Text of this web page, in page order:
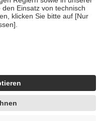
um echte Bewertungen
4419944605341
Zuhilfenahme künstlicher